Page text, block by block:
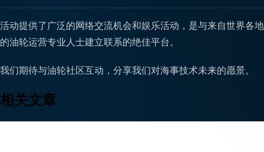
活动提供了广泛的网络交流机会和娱乐活动，是与来自世界各地
的油轮运营专业人士建立联系的绝佳平台。
我们期待与油轮社区互动，分享我们对海事技术未来的愿景。
相关文章